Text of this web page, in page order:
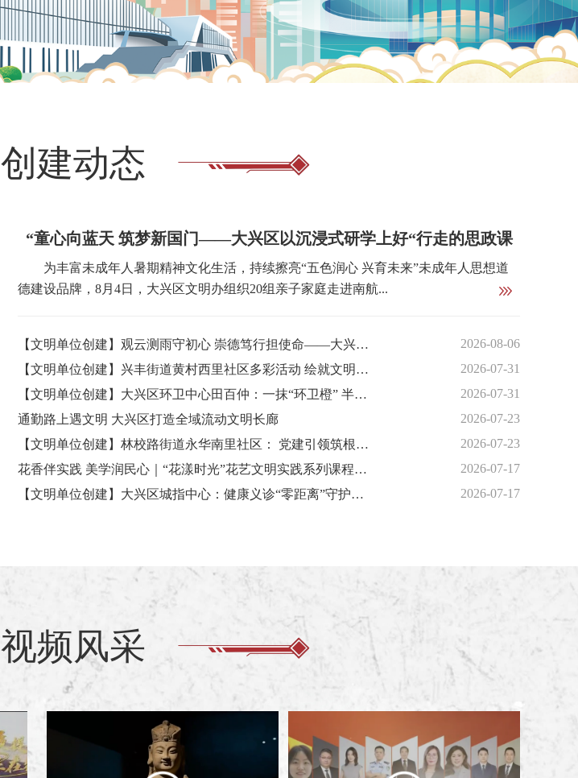
创建动态
“童心向蓝天 筑梦新国门——大兴区以沉浸式研学上好“行走的思政课
为丰富未成年人暑期精神文化生活，持续擦亮“五色润心 兴育未来”未成年人思想道
德建设品牌，8月4日，大兴区文明办组织20组亲子家庭走进南航...
【文明单位创建】观云测雨守初心 崇德笃行担使命——大兴区气象局开展道德讲堂活动
2026-08-06
【文明单位创建】兴丰街道黄村西里社区多彩活动 绘就文明新图景
2026-07-31
【文明单位创建】大兴区环卫中心田百仲：一抹“环卫橙” 半是温情半是景
2026-07-31
通勤路上遇文明 大兴区打造全域流动文明长廊
2026-07-23
【文明单位创建】林校路街道永华南里社区： 党建引领筑根基 温情治理谱新篇
2026-07-23
花香伴实践 美学润民心｜“花漾时光”花艺文明实践系列课程圆满结束
2026-07-17
【文明单位创建】大兴区城指中心：健康义诊“零距离”守护健康“百分百”
2026-07-17
视频风采